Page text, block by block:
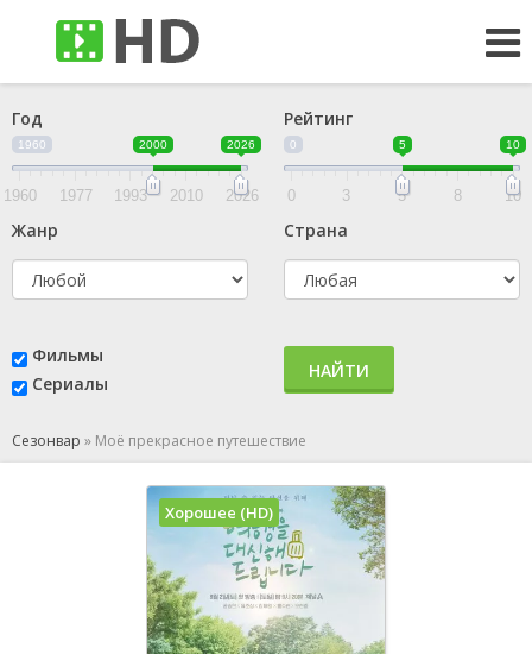
Год
1960 2000 2026
1960 1977 1993 2010 2026
Рейтинг
0 5 10
0 3 5 8 10
Жанр Страна
Фильмы
Сериалы
НАЙТИ
Сезонвар » Моё прекрасное путешествие
Хорошее (HD)